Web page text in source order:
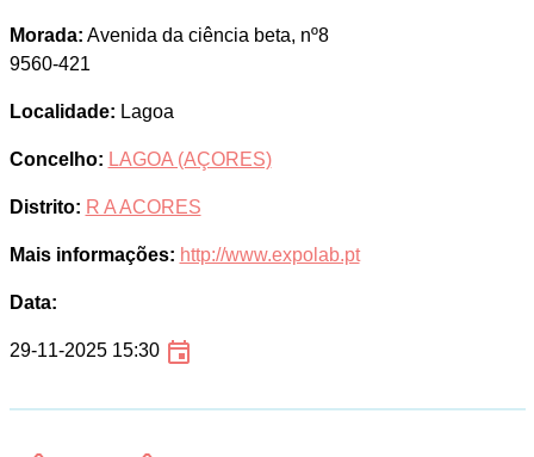
Morada: Avenida da ciência beta, nº8
9560-421
Localidade: Lagoa
Concelho: LAGOA (AÇORES)
Distrito: R A ACORES
Mais informações: http://www.expolab.pt
Data:
29-11-2025 15:30